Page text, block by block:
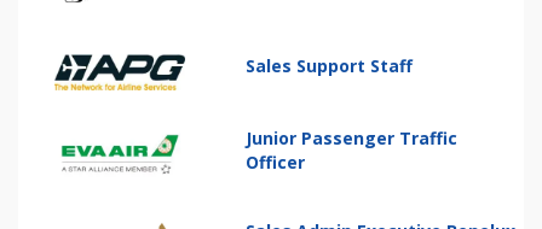
Sales Support Staff
Junior Passenger Traffic
Officer